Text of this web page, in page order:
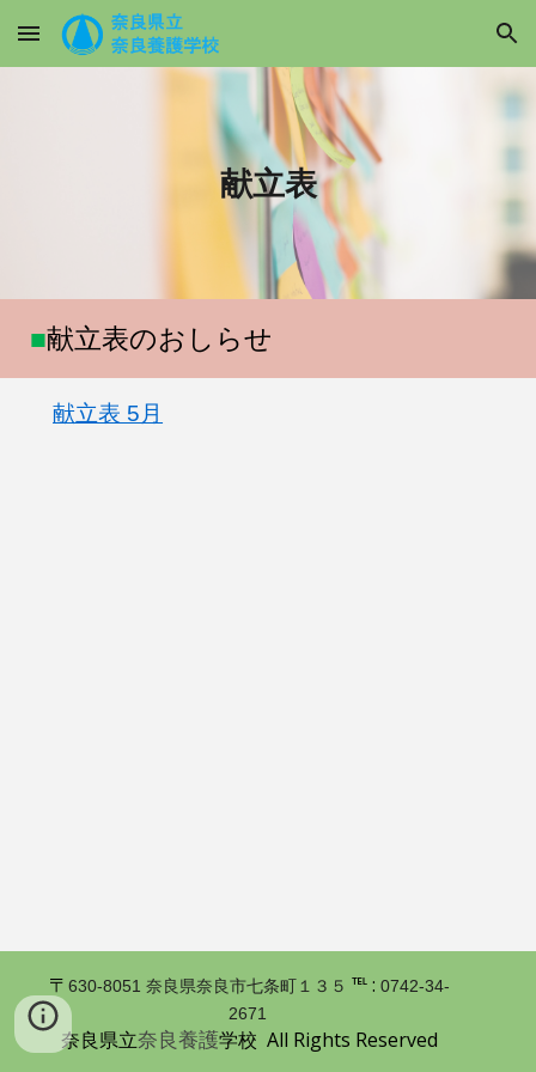
Skip to main content Skip to navigation
献立表
■献立表のおしらせ
献立表 5月
〒630-8051 奈良県奈良市七条町１３５ ℡ : 0742-34-
2671
奈良県立奈良養護学校 All Rights Reserved